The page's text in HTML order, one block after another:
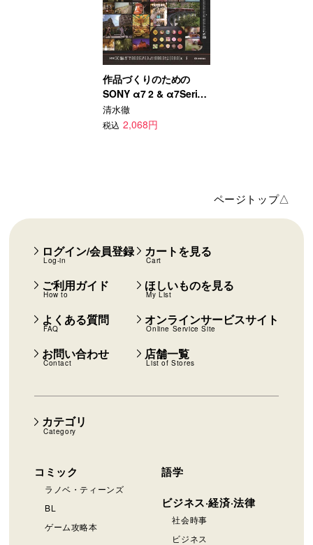
作品づくりのための
SONY α7 2 & α7Series
プロフェッショナル撮影
BOOK
清水徹
税込 2,068円
ページトップ△
カテゴリ
Category
コミック
ラノベ・ティーンズ
BL
ゲーム攻略本
語学
ビジネス·経済·法律
社会時事
ビジネス
ログイン/会員登録
Log-in
カートを見る
Cart
ご利用ガイド
How to
ほしいものを見る
My List
よくある質問
FAQ
オンラインサービスサイト
Online Service Site
お問い合わせ
Contact
店舗一覧
List of Stores